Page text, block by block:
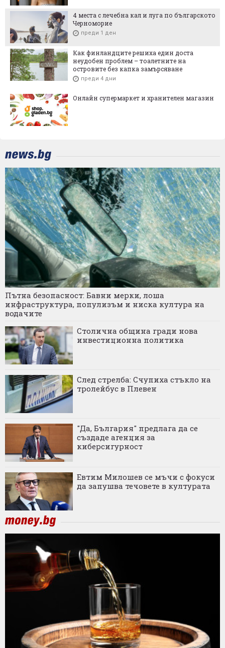
4 места с лечебна кал и луга по българското
Черноморие
преди 1 ден
Как финландците решиха един доста
неудобен проблем – тоалетните на
островите без капка замърсяване
преди 4 дни
Онлайн супермаркет и хранителен магазин
Пътна безопасност: Бавни мерки, лоша
инфраструктура, популизъм и ниска култура на
водачите
Столична община гради нова
инвестиционна политика
След стрелба: Счупиха стъкло на
тролейбус в Плевен
"Да, България" предлага да се
създаде агенция за
киберсигурност
Евтим Милошев се мъчи с фокуси
да запушва течовете в културата